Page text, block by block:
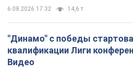
6.08.2026 17:32 14,6 т.
"Динамо" с победы
квалификации Лиги
Видео